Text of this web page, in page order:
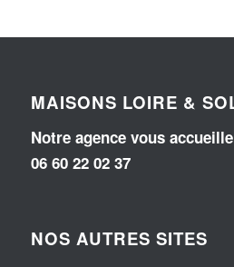
MAISONS LOIRE &
Notre agence vous
06 60 22 02 37
NOS AUTRES SITES